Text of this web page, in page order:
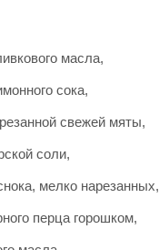
масла,
сока,
свежей мяты,
соли,
мелко нарезанных,
перца горошком,